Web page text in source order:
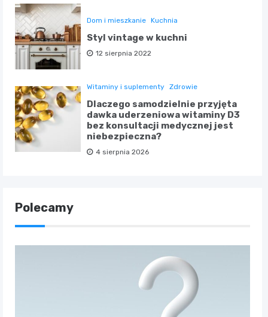
Dom i mieszkanie Kuchnia
Styl vintage w kuchni
12 sierpnia 2022
Witaminy i suplementy Zdrowie
Dlaczego samodzielnie przyjęta
dawka uderzeniowa witaminy D3
bez konsultacji medycznej jest
niebezpieczna?
4 sierpnia 2026
Polecamy